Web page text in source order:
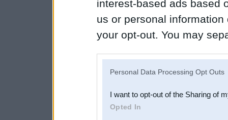
interest-based ads based
us or personal
your opt-out. You may
Downstream Participants
third parties.
Personal Data Processing Opt Outs
I want to opt-out of the Sharing of
Opted In